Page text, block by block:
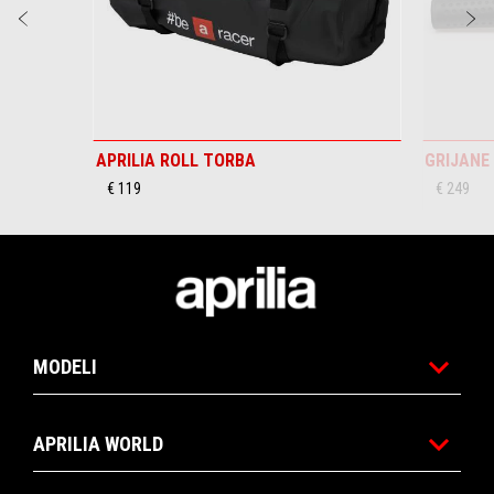
APRILIA ROLL TORBA
€ 119
GRIJANE
€ 249
MODELI
APRILIA WORLD